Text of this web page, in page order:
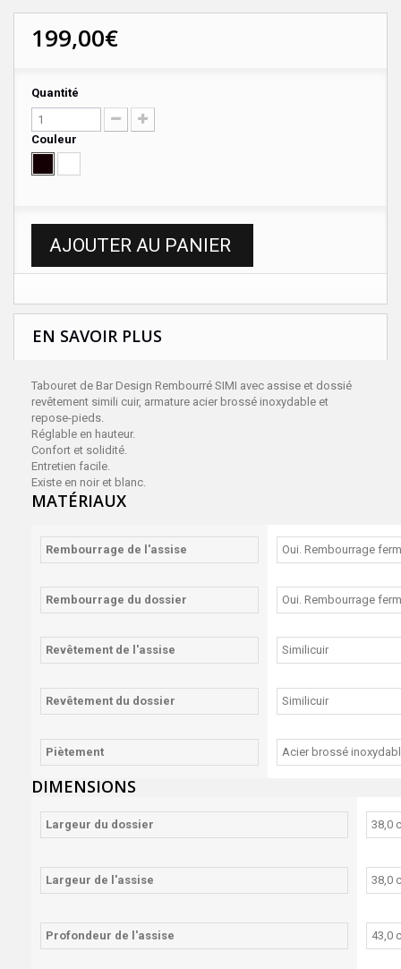
199,00€
Quantité
Couleur
AJOUTER AU PANIER
EN SAVOIR PLUS
Tabouret de Bar Design Rembourré SIMI avec assise et dossié
revêtement simili cuir, armature acier brossé inoxydable et
repose-pieds.
Réglable en hauteur.
Confort et solidité.
Entretien facile.
Existe en noir et blanc.
MATÉRIAUX
Rembourrage de l'assise Oui. Rembourrage
Rembourrage du dossier Oui. Rembourrage
Revêtement de l'assise Similicuir
Revêtement du dossier Similicuir
Piètement Acier brossé
DIMENSIONS
Largeur du dossier 38,0
Largeur de l'assise 38,0
Profondeur de l'assise 43,0